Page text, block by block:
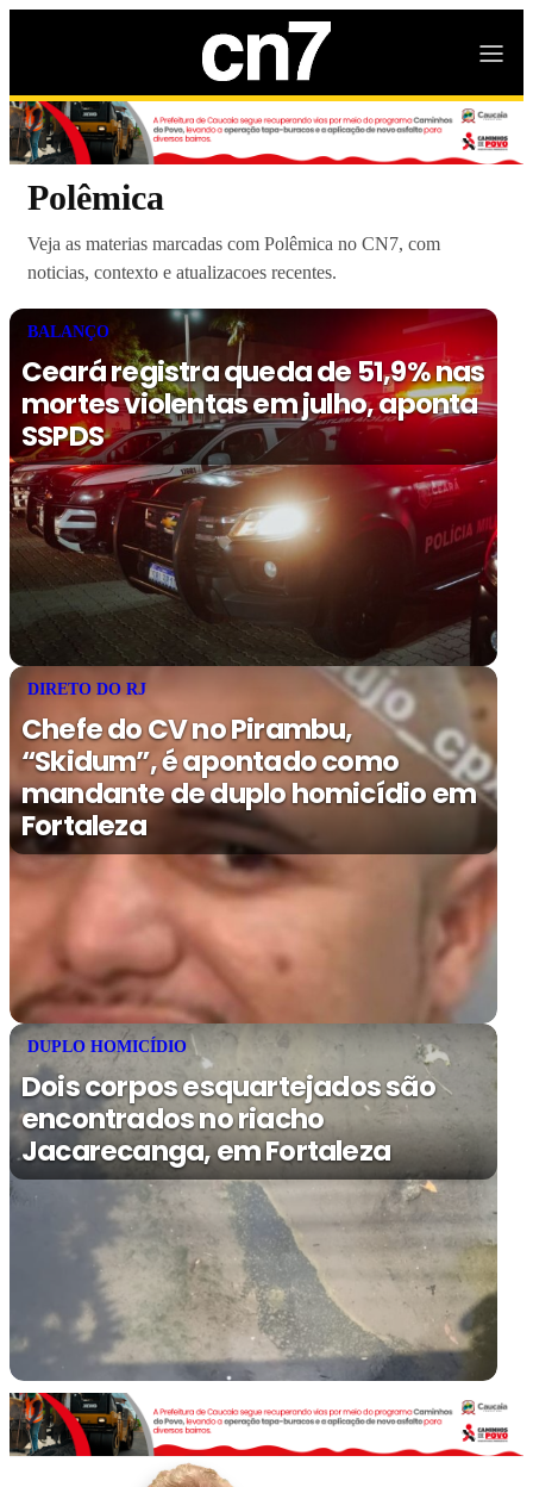
Polêmica
Veja as materias marcadas com Polêmica no CN7, com
noticias, contexto e atualizacoes recentes.
BALANÇO
Ceará registra queda de 51,9% nas
mortes violentas em julho, aponta
SSPDS
DIRETO DO RJ
Chefe do CV no Pirambu,
“Skidum”, é apontado como
mandante de duplo homicídio em
Fortaleza
DUPLO HOMICÍDIO
Dois corpos esquartejados são
encontrados no riacho
Jacarecanga, em Fortaleza